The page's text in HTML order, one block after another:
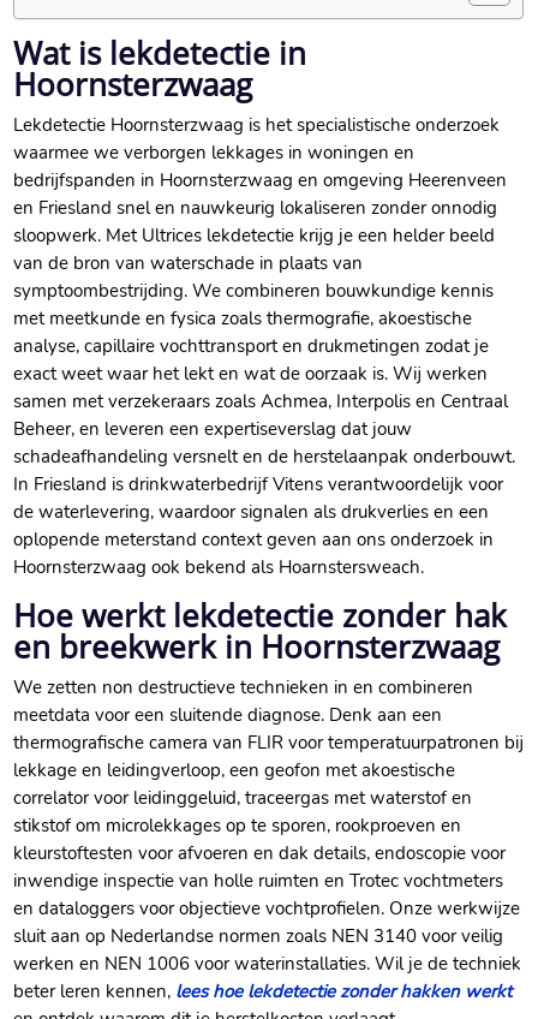
Wat is lekdetectie in
Hoornsterzwaag
Lekdetectie Hoornsterzwaag is het specialistische onderzoek
waarmee we verborgen lekkages in woningen en
bedrijfspanden in Hoornsterzwaag en omgeving Heerenveen
en Friesland snel en nauwkeurig lokaliseren zonder onnodig
sloopwerk. Met Ultrices lekdetectie krijg je een helder beeld
van de bron van waterschade in plaats van
symptoombestrijding. We combineren bouwkundige kennis
met meetkunde en fysica zoals thermografie, akoestische
analyse, capillaire vochttransport en drukmetingen zodat je
exact weet waar het lekt en wat de oorzaak is. Wij werken
samen met verzekeraars zoals Achmea, Interpolis en Centraal
Beheer, en leveren een expertiseverslag dat jouw
schadeafhandeling versnelt en de herstelaanpak onderbouwt.
In Friesland is drinkwaterbedrijf Vitens verantwoordelijk voor
de waterlevering, waardoor signalen als drukverlies en een
oplopende meterstand context geven aan ons onderzoek in
Hoornsterzwaag ook bekend als Hoarnstersweach.
Hoe werkt lekdetectie zonder hak
en breekwerk in Hoornsterzwaag
We zetten non destructieve technieken in en combineren
meetdata voor een sluitende diagnose. Denk aan een
thermografische camera van FLIR voor temperatuurpatronen bij
lekkage en leidingverloop, een geofon met akoestische
correlator voor leidinggeluid, traceergas met waterstof en
stikstof om microlekkages op te sporen, rookproeven en
kleurstoftesten voor afvoeren en dak details, endoscopie voor
inwendige inspectie van holle ruimten en Trotec vochtmeters
en dataloggers voor objectieve vochtprofielen. Onze werkwijze
sluit aan op Nederlandse normen zoals NEN 3140 voor veilig
werken en NEN 1006 voor waterinstallaties. Wil je de techniek
beter leren kennen, lees hoe lekdetectie zonder hakken werkt